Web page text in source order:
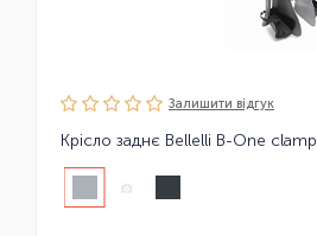
Залишити вiдгук
Крісло заднє Bellelli B-One clamp